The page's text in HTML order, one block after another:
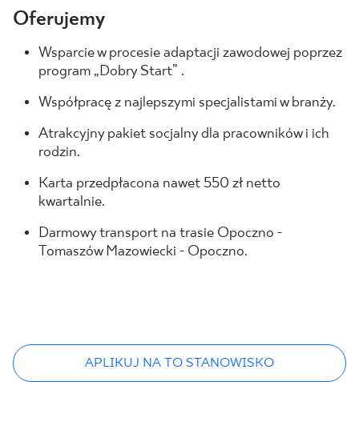
Oferujemy
Wsparcie w procesie adaptacji zawodowej poprzez
program „Dobry Start” .
Współpracę z najlepszymi specjalistami w branży.
Atrakcyjny pakiet socjalny dla pracowników i ich
rodzin.
Karta przedpłacona nawet 550 zł netto
kwartalnie.
Darmowy transport na trasie Opoczno -
Tomaszów Mazowiecki - Opoczno.
APLIKUJ NA TO STANOWISKO